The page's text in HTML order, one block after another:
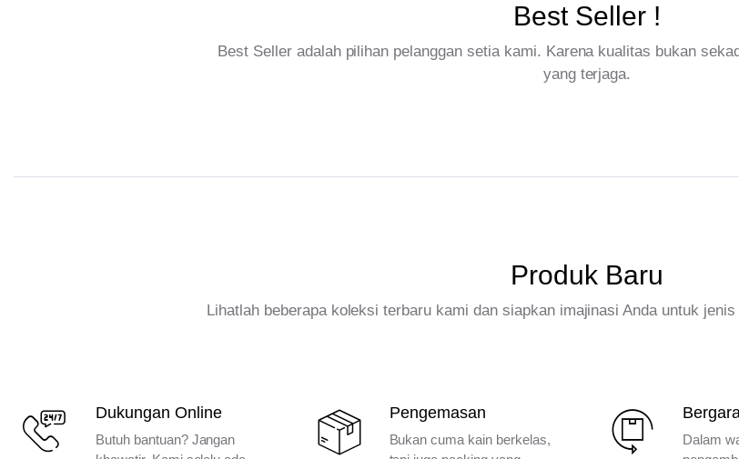
Best Seller !
Best Seller adalah pilihan pelanggan setia kami. Karena kualitas bukan
yang terjaga.
Produk Baru
Lihatlah beberapa koleksi terbaru kami dan siapkan imajinasi Anda untuk
Dukungan Online
Butuh bantuan? Jangan
Pengemasan
Bukan cuma kain berkelas,
Dalam